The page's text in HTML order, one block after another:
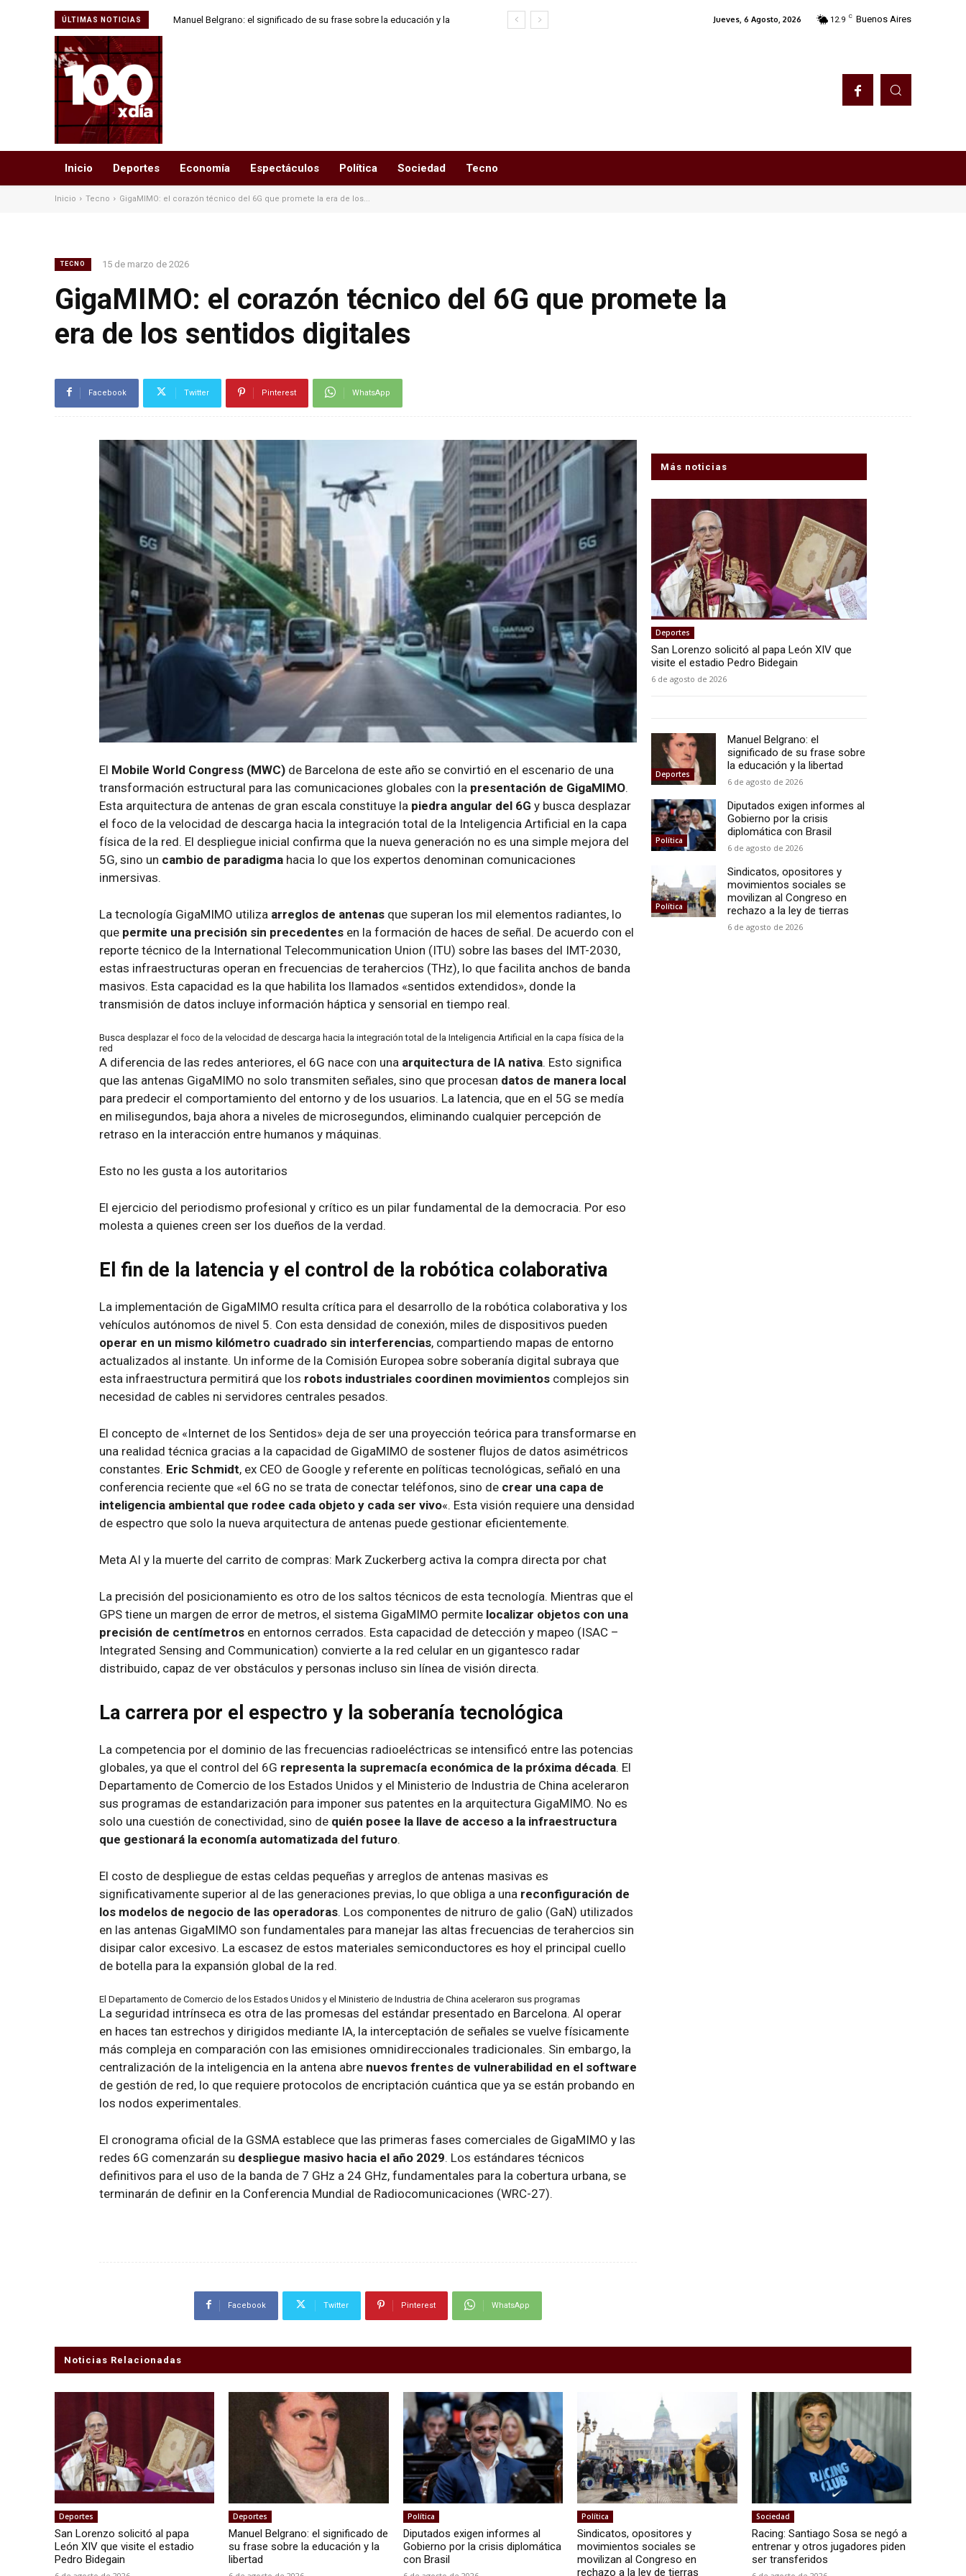
ÚLTIMAS NOTICIAS
Manuel Belgrano: el significado de su frase sobre la educación y la
Jueves, 6 Agosto, 2026 12.9 C Buenos Aires
Inicio Deportes Economía Espectáculos Política Sociedad Tecno
Inicio Tecno GigaMIMO: el corazón técnico del 6G que promete la era de los...
TECNO 15 de marzo de 2026
GigaMIMO: el corazón técnico del 6G que promete la
era de los sentidos digitales
Facebook Twitter Pinterest WhatsApp
El Mobile World Congress (MWC) de Barcelona de este año se convirtió en el escenario de una
transformación estructural para las comunicaciones globales con la presentación de GigaMIMO.
Esta arquitectura de antenas de gran escala constituye la piedra angular del 6G y busca desplazar
el foco de la velocidad de descarga hacia la integración total de la Inteligencia Artificial en la capa
física de la red. El despliegue inicial confirma que la nueva generación no es una simple mejora del
5G, sino un cambio de paradigma hacia lo que los expertos denominan comunicaciones
inmersivas.
La tecnología GigaMIMO utiliza arreglos de antenas que superan los mil elementos radiantes, lo
que permite una precisión sin precedentes en la formación de haces de señal. De acuerdo con el
reporte técnico de la International Telecommunication Union (ITU) sobre las bases del IMT-2030,
estas infraestructuras operan en frecuencias de terahercios (THz), lo que facilita anchos de banda
masivos. Esta capacidad es la que habilita los llamados «sentidos extendidos», donde la
transmisión de datos incluye información háptica y sensorial en tiempo real.
Busca desplazar el foco de la velocidad de descarga hacia la integración total de la Inteligencia Artificial en la capa física de la
red
A diferencia de las redes anteriores, el 6G nace con una arquitectura de IA nativa. Esto significa
que las antenas GigaMIMO no solo transmiten señales, sino que procesan datos de manera local
para predecir el comportamiento del entorno y de los usuarios. La latencia, que en el 5G se medía
en milisegundos, baja ahora a niveles de microsegundos, eliminando cualquier percepción de
retraso en la interacción entre humanos y máquinas.
Esto no les gusta a los autoritarios
El ejercicio del periodismo profesional y crítico es un pilar fundamental de la democracia. Por eso
molesta a quienes creen ser los dueños de la verdad.
El fin de la latencia y el control de la robótica colaborativa
La implementación de GigaMIMO resulta crítica para el desarrollo de la robótica colaborativa y los
vehículos autónomos de nivel 5. Con esta densidad de conexión, miles de dispositivos pueden
operar en un mismo kilómetro cuadrado sin interferencias, compartiendo mapas de entorno
actualizados al instante. Un informe de la Comisión Europea sobre soberanía digital subraya que
esta infraestructura permitirá que los robots industriales coordinen movimientos complejos sin
necesidad de cables ni servidores centrales pesados.
El concepto de «Internet de los Sentidos» deja de ser una proyección teórica para transformarse en
una realidad técnica gracias a la capacidad de GigaMIMO de sostener flujos de datos asimétricos
constantes. Eric Schmidt, ex CEO de Google y referente en políticas tecnológicas, señaló en una
conferencia reciente que «el 6G no se trata de conectar teléfonos, sino de crear una capa de
inteligencia ambiental que rodee cada objeto y cada ser vivo«. Esta visión requiere una densidad
de espectro que solo la nueva arquitectura de antenas puede gestionar eficientemente.
Meta AI y la muerte del carrito de compras: Mark Zuckerberg activa la compra directa por chat
La precisión del posicionamiento es otro de los saltos técnicos de esta tecnología. Mientras que el
GPS tiene un margen de error de metros, el sistema GigaMIMO permite localizar objetos con una
precisión de centímetros en entornos cerrados. Esta capacidad de detección y mapeo (ISAC –
Integrated Sensing and Communication) convierte a la red celular en un gigantesco radar
distribuido, capaz de ver obstáculos y personas incluso sin línea de visión directa.
La carrera por el espectro y la soberanía tecnológica
La competencia por el dominio de las frecuencias radioeléctricas se intensificó entre las potencias
globales, ya que el control del 6G representa la supremacía económica de la próxima década. El
Departamento de Comercio de los Estados Unidos y el Ministerio de Industria de China aceleraron
sus programas de estandarización para imponer sus patentes en la arquitectura GigaMIMO. No es
solo una cuestión de conectividad, sino de quién posee la llave de acceso a la infraestructura
que gestionará la economía automatizada del futuro.
El costo de despliegue de estas celdas pequeñas y arreglos de antenas masivas es
significativamente superior al de las generaciones previas, lo que obliga a una reconfiguración de
los modelos de negocio de las operadoras. Los componentes de nitruro de galio (GaN) utilizados
en las antenas GigaMIMO son fundamentales para manejar las altas frecuencias de terahercios sin
disipar calor excesivo. La escasez de estos materiales semiconductores es hoy el principal cuello
de botella para la expansión global de la red.
El Departamento de Comercio de los Estados Unidos y el Ministerio de Industria de China aceleraron sus programas
La seguridad intrínseca es otra de las promesas del estándar presentado en Barcelona. Al operar
en haces tan estrechos y dirigidos mediante IA, la interceptación de señales se vuelve físicamente
más compleja en comparación con las emisiones omnidireccionales tradicionales. Sin embargo, la
centralización de la inteligencia en la antena abre nuevos frentes de vulnerabilidad en el software
de gestión de red, lo que requiere protocolos de encriptación cuántica que ya se están probando en
los nodos experimentales.
El cronograma oficial de la GSMA establece que las primeras fases comerciales de GigaMIMO y las
redes 6G comenzarán su despliegue masivo hacia el año 2029. Los estándares técnicos
definitivos para el uso de la banda de 7 GHz a 24 GHz, fundamentales para la cobertura urbana, se
terminarán de definir en la Conferencia Mundial de Radiocomunicaciones (WRC-27).
Facebook Twitter Pinterest WhatsApp
Más noticias
Deportes
San Lorenzo solicitó al papa León XIV que
visite el estadio Pedro Bidegain
6 de agosto de 2026
Deportes
Manuel Belgrano: el
significado de su frase sobre
la educación y la libertad
6 de agosto de 2026
Política
Diputados exigen informes al
Gobierno por la crisis
diplomática con Brasil
6 de agosto de 2026
Política
Sindicatos, opositores y
movimientos sociales se
movilizan al Congreso en
rechazo a la ley de tierras
6 de agosto de 2026
Noticias Relacionadas
Deportes
San Lorenzo solicitó al papa
León XIV que visite el estadio
Pedro Bidegain
Deportes
Manuel Belgrano: el significado de
su frase sobre la educación y la
libertad
Política
Diputados exigen informes al
Gobierno por la crisis diplomática
con Brasil
Política
Sindicatos, opositores y
movimientos sociales se
movilizan al Congreso en
rechazo a la ley de tierras
Sociedad
Racing: Santiago Sosa se negó a
entrenar y otros jugadores piden
ser transferidos